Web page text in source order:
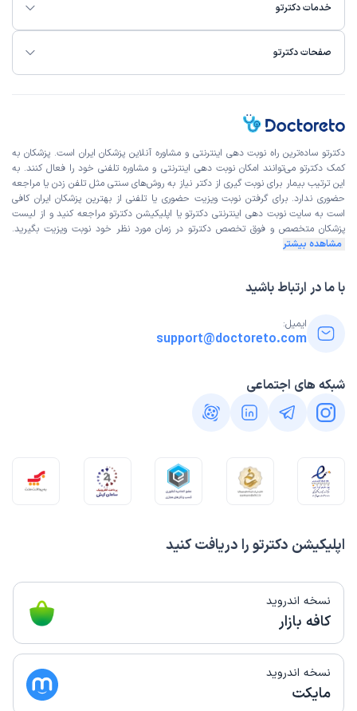
خدمات دکترتو
صفحات دکترتو
اپلیکیشن دکترتو را دریافت کنید
نسخه اندروید
کافه بازار
نسخه اندروید
مایکت
دکترتو ساده‌ترین راه نوبت‌ دهی اینترنتی و مشاوره آنلاین پزشکان ایران است. پزشکان به
کمک دکترتو می‌توانند امکان نوبت دهی اینترنتی و مشاوره تلفنی خود را فعال کنند. به
این ترتیب بیمار برای نوبت گیری از دکتر نیاز به روش‌های سنتی مثل تلفن زدن یا مراجعه
حضوری ندارد. برای گرفتن نوبت ویزیت حضوری یا تلفنی از بهترین پزشکان ایران کافی
است به سایت نوبت دهی اینترنتی دکترتو یا اپلیکیشن دکترتو مراجعه کنید و از لیست
پزشکان متخصص و فوق تخصص دکترتو در زمان مورد نظر خود نوبت ویزیت بگیرید.
مشاهده بیشتر
با ما در ارتباط باشید
ایمیل:
support@doctoreto.com
شبکه های اجتماعی